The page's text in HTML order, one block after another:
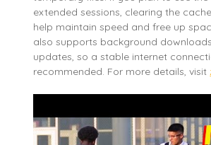
extended sessions, clearing the
help maintain speed and free up
also supports background
updates, so a stable internet
recommended. For more details, visit